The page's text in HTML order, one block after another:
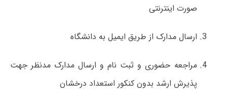
صورت اینترنتی
ارسال مدارک از طریق ایمیل به دانشگاه
مراجعه حضوری و ثبت نام و ارسال مدارک مدنظر جهت
پذیرش ارشد بدون کنکور استعداد درخشان